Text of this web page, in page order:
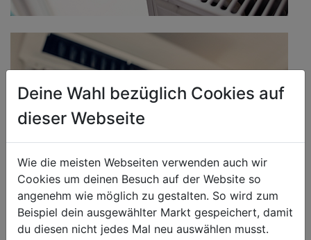
WELLNESS IM HAUS
Deine Wahl bezüglich Cookies auf
dieser Webseite
Wie die meisten Webseiten verwenden auch wir
Cookies um deinen Besuch auf der Website so
angenehm wie möglich zu gestalten. So wird zum
Beispiel dein ausgewählter Markt gespeichert, damit
du diesen nicht jedes Mal neu auswählen musst.